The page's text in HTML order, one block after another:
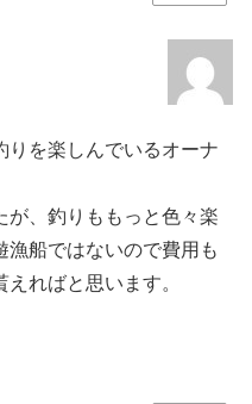
りを楽しんでいるオーナ
が、釣りももっと色々楽
漁船ではないので費用も
ればと思います。